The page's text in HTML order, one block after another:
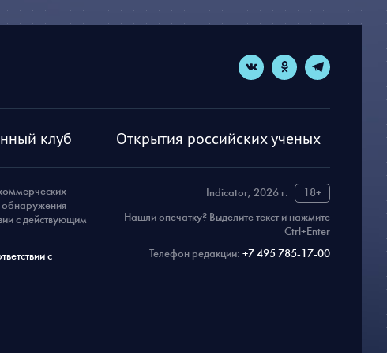
клуб Открытия российских ученых
Indicator, 2026 г.
18+
Нашли опечатку? Выделите текст и нажмите
Ctrl+Enter
Телефон редакции: +7 495 785-17-00
обнаружения
с действующим
с